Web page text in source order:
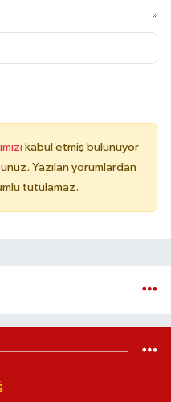
kabul etmiş bulunuyor
Yazılan yorumlardan
tutulamaz.